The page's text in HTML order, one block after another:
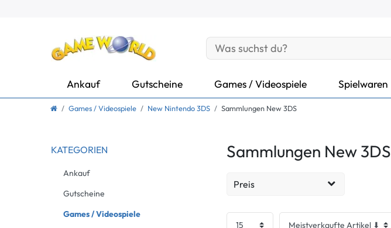
Ankauf Gutscheine Games / Videospiele Spielwaren
Games / Videospiele New Nintendo 3DS Sammlungen New 3DS
KATEGORIEN
Ankauf
Gutscheine
Games / Videospiele
Sammlungen New 3DS
Preis
EUR EUR